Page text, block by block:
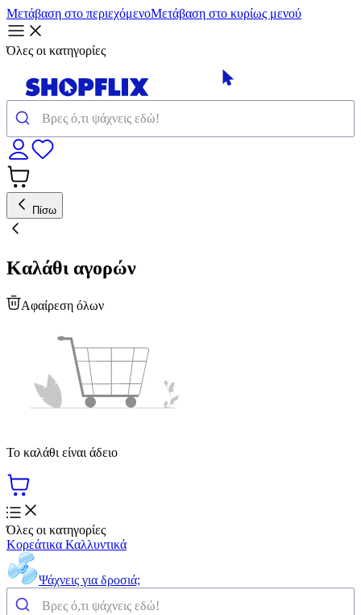
Μετάβαση στο περιεχόμενοΜετάβαση στο κυρίως μενού
Όλες οι κατηγορίες
Πίσω
Καλάθι αγορών
Αφαίρεση όλων
Το καλάθι είναι άδειο
Όλες οι κατηγορίες
Κορεάτικα Καλλυντικά
Ψάχνεις για δροσιά;